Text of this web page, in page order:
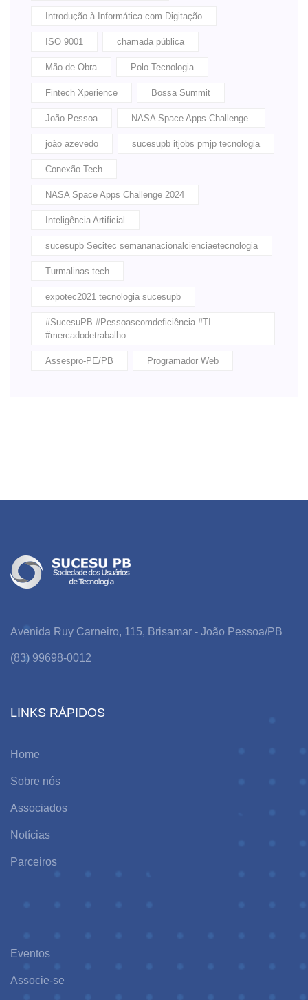
Introdução à Informática com Digitação
ISO 9001 chamada pública
Mão de Obra Polo Tecnologia
Fintech Xperience Bossa Summit
João Pessoa NASA Space Apps Challenge.
joão azevedo sucesupb itjobs pmjp tecnologia
Conexão Tech
NASA Space Apps Challenge 2024
Inteligência Artificial
sucesupb Secitec semananacionalcienciaetecnologia
Turmalinas tech
expotec2021 tecnologia sucesupb
#SucesuPB #Pessoascomdeficiência #TI
#mercadodetrabalho
Assespro-PE/PB Programador Web
Avenida Ruy Carneiro, 115, Brisamar - João Pessoa/PB
(83) 99698-0012
LINKS RÁPIDOS
Home
Sobre nós
Associados
Notícias
Parceiros
Eventos
Associe-se